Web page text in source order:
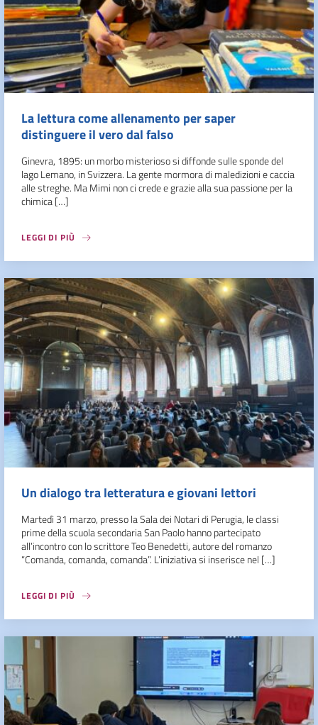
La lettura come allenamento per saper
distinguere il vero dal falso
Ginevra, 1895: un morbo misterioso si diffonde sulle sponde del
lago Lemano, in Svizzera. La gente mormora di maledizioni e caccia
alle streghe. Ma Mimi non ci crede e grazie alla sua passione per la
chimica […]
LEGGI DI PIÙ
Un dialogo tra letteratura e giovani lettori
Martedì 31 marzo, presso la Sala dei Notari di Perugia, le classi
prime della scuola secondaria San Paolo hanno partecipato
all’incontro con lo scrittore Teo Benedetti, autore del romanzo
“Comanda, comanda, comanda”. L’iniziativa si inserisce nel […]
LEGGI DI PIÙ